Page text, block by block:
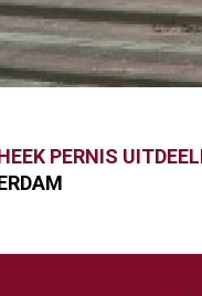
PERNIS